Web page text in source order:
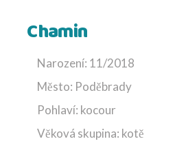
Chamin
Narození: 11/2018
Město: Poděbrady
Pohlaví: kocour
Věková skupina: kotě